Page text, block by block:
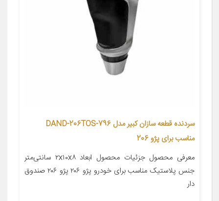
سردنده قطعه سازان کبیر مدل DAND-206TOS-796
مناسب برای پژو 206
معرفی محصول جزئیات محصول ابعاد ۲x۱۰x۸ سانتی‌متر
جنس پلاستیک مناسب برای خودرو پژو ۲۰۶ پژو ۲۰۶ صندوق
دار